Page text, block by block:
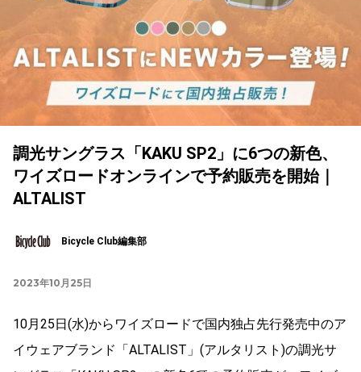
調光サングラス「KAKU SP2」に6つの新色、
ワイズロードオンラインで予約販売を開始｜
ALTALIST
Bicycle Club編集部
2023年10月25日
10月25日(水)からワイズロードで国内独占先行発売中のア
イウェアブランド「ALTALIST」(アルタリスト)の調光サ